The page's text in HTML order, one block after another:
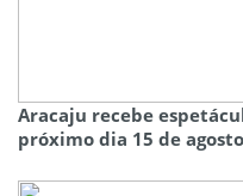
Aracaju recebe
próximo dia 15 de agosto